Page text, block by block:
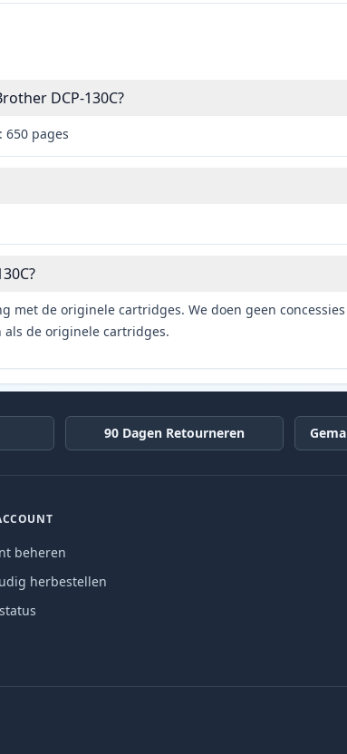
DCP-130C?
650 pages
de originele cartridges. We doen geen
de originele cartridges.
90 Dagen Retourneren
beheren
herbestellen